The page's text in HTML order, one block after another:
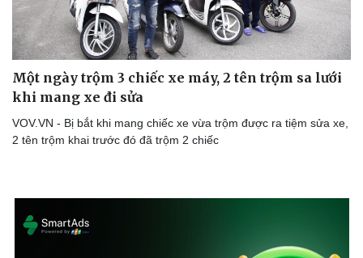
Một ngày trộm 3 chiếc xe máy, 2 tên trộm sa lưới
khi mang xe đi sửa
VOV.VN - Bị bắt khi mang chiếc xe vừa trộm được ra tiệm sửa xe,
2 tên trộm khai trước đó đã trộm 2 chiếc